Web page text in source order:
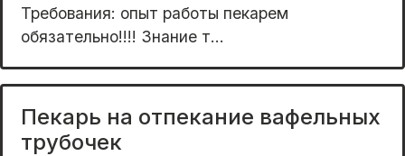
Требования: опыт работы пекарем
обязательно!!!! Знание т...
Пекарь на отпекание вафельных
трубочек